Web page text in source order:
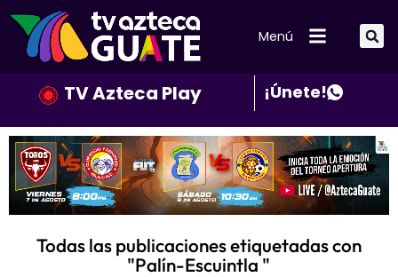
Menú
TV Azteca Play ¡Únete!
Todas las publicaciones etiquetadas con
"Palín-Escuintla ️"